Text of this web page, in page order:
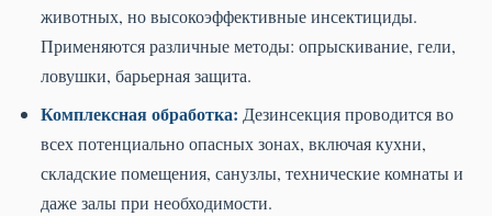
животных, но высокоэффективные инсектициды.
Применяются различные методы: опрыскивание, гели,
ловушки, барьерная защита.
Комплексная обработка: Дезинсекция проводится во
всех потенциально опасных зонах, включая кухни,
складские помещения, санузлы, технические комнаты и
даже залы при необходимости.